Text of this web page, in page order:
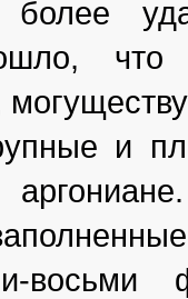
более
что
и
восьми